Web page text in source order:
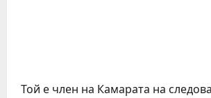
Той е член на Камарата на